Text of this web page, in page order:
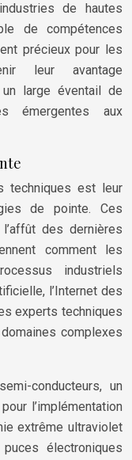
de hautes
de compétences
précieux pour les
leur avantage
large éventail de
émergentes aux
techniques est leur
de pointe. Ces
des dernières
comment les
industriels
l’Internet des
experts techniques
complexes
conducteurs, un
l’implémentation
extrême ultraviolet
électroniques